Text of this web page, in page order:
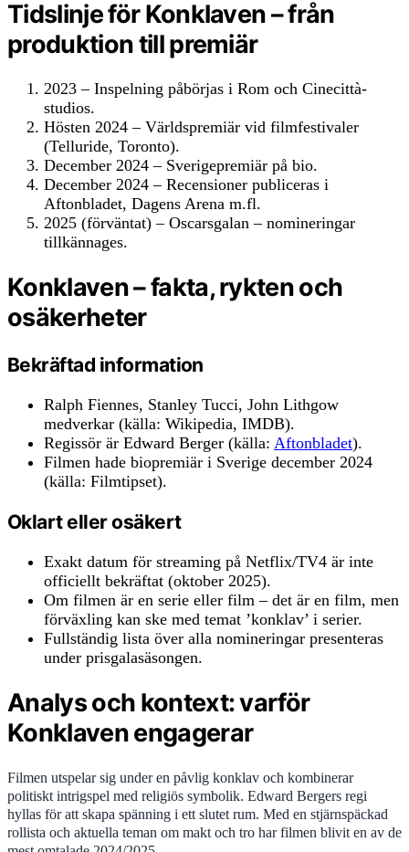
Tidslinje för Konklaven – från
produktion till premiär
2023 – Inspelning påbörjas i Rom och Cinecittà-
studios.
Hösten 2024 – Världspremiär vid filmfestivaler
(Telluride, Toronto).
December 2024 – Sverigepremiär på bio.
December 2024 – Recensioner publiceras i
Aftonbladet, Dagens Arena m.fl.
2025 (förväntat) – Oscarsgalan – nomineringar
tillkännages.
Konklaven – fakta, rykten och
osäkerheter
Bekräftad information
Ralph Fiennes, Stanley Tucci, John Lithgow
medverkar (källa: Wikipedia, IMDB).
Regissör är Edward Berger (källa: Aftonbladet).
Filmen hade biopremiär i Sverige december 2024
(källa: Filmtipset).
Oklart eller osäkert
Exakt datum för streaming på Netflix/TV4 är inte
officiellt bekräftat (oktober 2025).
Om filmen är en serie eller film – det är en film, men
förväxling kan ske med temat ’konklav’ i serier.
Fullständig lista över alla nomineringar presenteras
under prisgalasäsongen.
Analys och kontext: varför
Konklaven engagerar
Filmen utspelar sig under en påvlig konklav och kombinerar
politiskt intrigspel med religiös symbolik. Edward Bergers regi
hyllas för att skapa spänning i ett slutet rum. Med en stjärnspäckad
rollista och aktuella teman om makt och tro har filmen blivit en av de